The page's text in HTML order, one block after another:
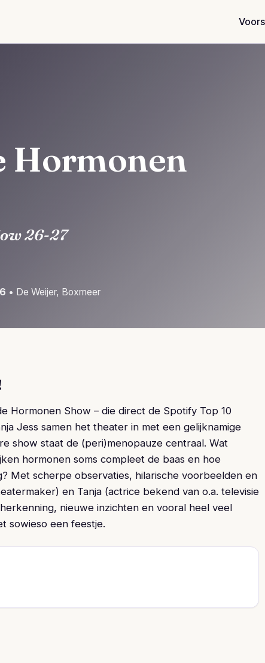
Hormonen
26-27
• De Weijer, Boxmeer
Hormonen Show – die direct de Spotify Top 10
Jess samen het theater in met een gelijknamige
show staat de (peri)menopauze centraal. Wat
hormonen soms compleet de baas en hoe
Met scherpe observaties, hilarische voorbeelden en
en Tanja (actrice bekend van o.a. televisie
nieuwe inzichten en vooral heel veel
sowieso een feestje.